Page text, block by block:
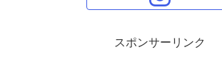
スポンサーリンク